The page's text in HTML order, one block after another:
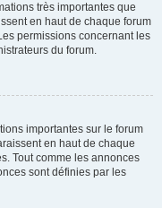
très importantes que
en haut de chaque forum
permissions concernant les
du forum.
importantes sur le forum
en haut de chaque
Tout comme les annonces
sont définies par les